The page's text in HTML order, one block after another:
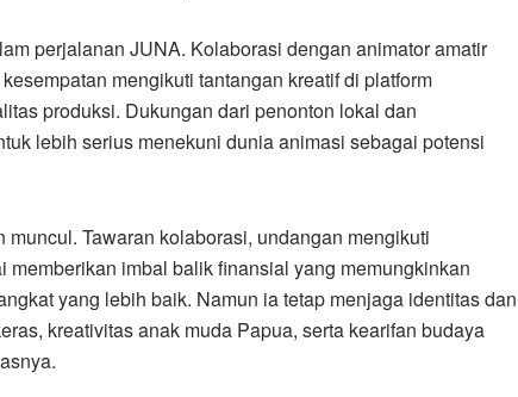
perjalanan JUNA. Kolaborasi dengan animator amatir
mengikuti tantangan kreatif di platform
produksi. Dukungan dari penonton lokal dan
lebih serius menekuni dunia animasi sebagai potensi
Tawaran kolaborasi, undangan mengikuti
imbal balik finansial yang memungkinkan
yang lebih baik. Namun ia tetap menjaga identitas dan
kreativitas anak muda Papua, serta kearifan budaya